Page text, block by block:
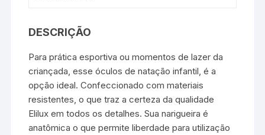
DESCRIÇÃO
Para prática esportiva ou momentos de lazer da
criançada, esse óculos de natação infantil, é a
opção ideal. Confeccionado com materiais
resistentes, o que traz a certeza da qualidade
Elilux em todos os detalhes. Sua narigueira é
anatômica o que permite liberdade para utilização